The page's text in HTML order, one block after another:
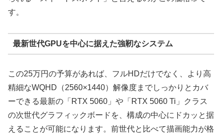
す。
最新世代GPUを中心に据えた強靭なシステム
この25万円の予算があれば、フルHDだけでなく、より高
精細なWQHD（2560×1440）解像度までしっかりとカバ
ーできる最新の「RTX 5060」や「RTX 5060 Ti」クラス
の次世代グラフィックボードを、構成の中心にドカッと据
えることが可能になります。前世代と比べて描画能力が格